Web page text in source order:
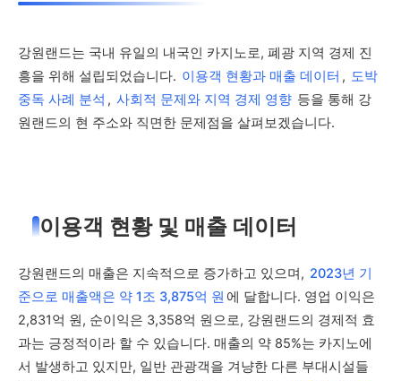
강원랜드는 국내 유일의 내국인 카지노로, 폐광 지역 경제 진
흥을 위해 설립되었습니다. 이용객 현황과 매출 데이터 , 도박
중독 사례 분석 , 사회적 문제와 지역 경제 영향 등을 통해 강
원랜드의 현 주소와 직면한 문제점을 살펴보겠습니다.
이용객 현황 및 매출 데이터
강원랜드의 매출은 지속적으로 증가하고 있으며, 2023년 기
준으로 매출액은 약 1조 3,875억 원 에 달합니다. 영업 이익은
2,831억 원, 순이익은 3,358억 원으로, 강원랜드의 경제적 효
과는 긍정적이라 할 수 있습니다. 매출의 약 85%는 카지노에
서 발생하고 있지만, 일반 관광객을 겨냥한 다른 부대시설들